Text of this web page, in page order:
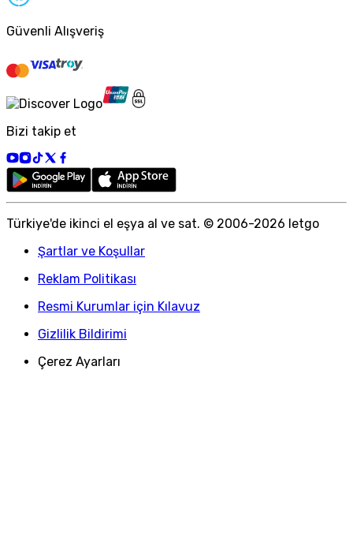
Güvenli Alışveriş
Bizi takip et
Türkiye'de ikinci el eşya al ve sat. © 2006-2026 letgo
Şartlar ve Koşullar
Reklam Politikası
Resmi Kurumlar için Kılavuz
Gizlilik Bildirimi
Çerez Ayarları